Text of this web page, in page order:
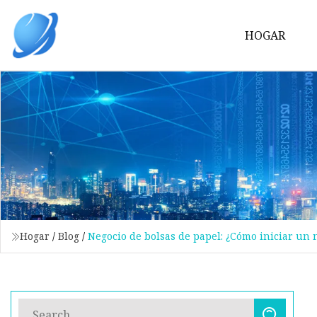
HOGAR
Hogar / Blog / Negocio de bolsas de papel: ¿Cómo iniciar